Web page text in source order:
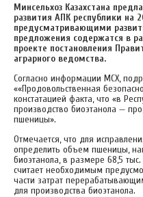
Минсельхоз Казахстана
развития АПК республики на
предусматривающими
предложения содержатся в
проекте постановления
аграрного ведомства.
Согласно информации МСХ,
««Продовольственная
констатацией факта, что «в
производство биоэтанола —
пшеницы».
Отмечается, что для
определить объем пшеницы,
биоэтанола, в размере 68,5
считает необходимым
части затрат
для производства биоэтанола.